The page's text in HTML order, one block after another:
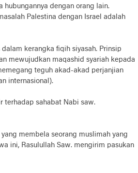
hubungannya dengan orang lain.
Palestina dengan Israel adalah
kerangka fiqih siyasah. Prinsip
mewujudkan maqashid syariah kepada
teguh akad-akad perjanjian
internasional).
terhadap sahabat Nabi saw.
membela seorang muslimah yang
ini, Rasulullah Saw. mengirim pasukan